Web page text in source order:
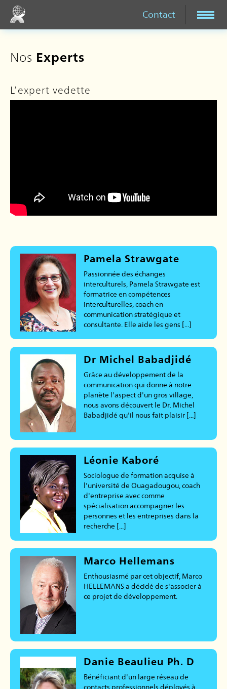
Contact
Nos Experts
L’expert vedette
Pamela Strawgate
Passionnée des échanges
interculturels, Pamela Strawgate est
formatrice en compétences
interculturelles, coach en
communication stratégique et
consultante. Elle aide les gens [...]
Dr Michel Babadjidé
Grâce au développement de la
communication qui donne à notre
planète l'aspect d'un gros village,
nous avons découvert le Dr. Michel
Babadjidé qu'il nous fait plaisir [...]
Léonie Kaboré
Sociologue de formation acquise à
l'université de Ouagadougou, coach
d'entreprise avec comme
spécialisation accompagner les
personnes et les entreprises dans la
recherche [...]
Marco Hellemans
Enthousiasmé par cet objectif, Marco
HELLEMANS a décidé de s'associer à
ce projet de développement.
Danie Beaulieu Ph. D
Bénéficiant d'un large réseau de
contacts professionnels déployés à